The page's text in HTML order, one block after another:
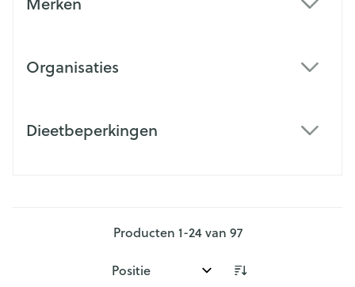
Organisaties
Dieetbeperkingen
Producten 1-24van 97
Sorteer op: